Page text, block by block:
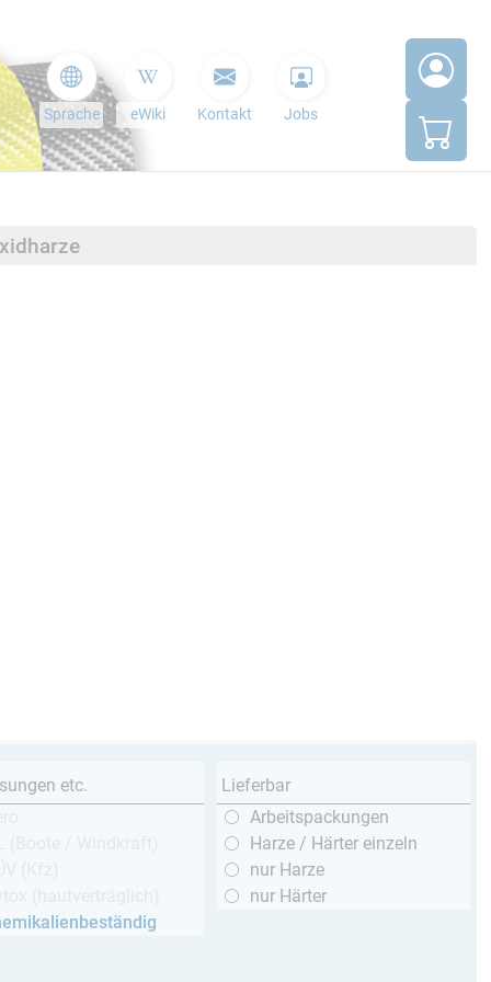
Sprache eWiki Kontakt Jobs
etc.
Lieferbar
Arbeitspackungen
Harze / Härter einzeln
nur Harze
nur Härter